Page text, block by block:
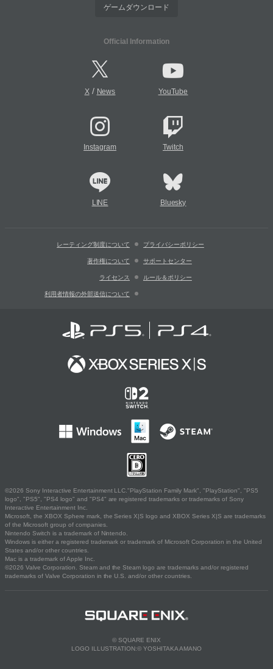
ゲームダウンロード
Official Information
X/ News YouTube
Instagram Twitch
LINE Bluesky
レーティング制度について プライバシーポリシー
著作権について サポートセンター
ライセンス ルール＆ポリシー
利用者情報の外部送信について
©2026 Sony Interactive Entertainment LLC."PlayStation Family Mark", "PlayStation", "PS5
logo", "PS5", "PS4 logo" and "PS4" are registered trademarks or trademarks of Sony
Interactive Entertainment Inc.
Microsoft, the XBOX Sphere mark, the Series X|S logo and XBOX Series X|S are trademarks
of the Microsoft group of companies.
Nintendo Switch is a trademark of Nintendo.
Windows is either a registered trademark or trademark of Microsoft Corporation in the United
States and/or other countries.
Mac is a trademark of Apple Inc.
©2026 Valve Corporation. Steam and the Steam logo are trademarks and/or registered
trademarks of Valve Corporation in the U.S. and/or other countries.
© SQUARE ENIX
LOGO ILLUSTRATION:© YOSHITAKA AMANO